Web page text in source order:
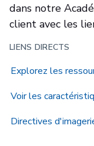
dans notre
client avec les
LIENS DIRECTS
Explorez les
Voir les
Directives